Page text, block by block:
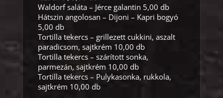
Waldorf saláta – Jérce galantin 5,00 db
Hátszin angolosan – Dijoni – Kapri bogyó
5,00 db
Tortilla tekercs – grillezett cukkini, aszalt
paradicsom, sajtkrém 10,00 db
Tortilla tekercs – szárított sonka,
parmezán, sajtkrém 10,00 db
Tortilla tekercs – Pulykasonka, rukkola,
sajtkrém 10,00 db